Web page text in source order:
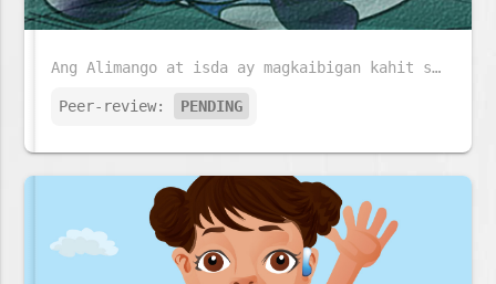
Ang Alimango at isda ay magkaibigan kahit sila ay maraming pagkakaiba. Anu ang kanilang pagkakaiba sa isat-isa?
Peer-review: PENDING